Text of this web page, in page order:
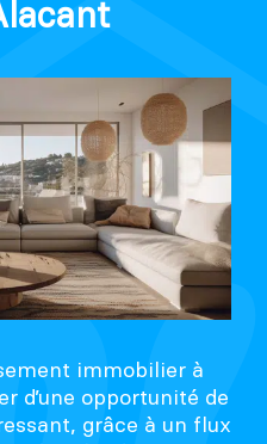
immobilier à
d’une opportunité de
grâce à un flux